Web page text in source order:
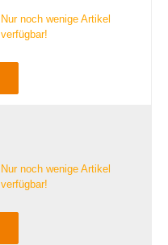
Nur noch wenige Artikel
verfügbar!
Nur noch wenige Artikel
verfügbar!